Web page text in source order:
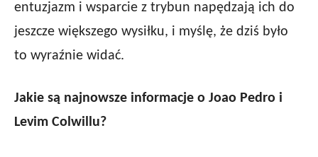
entuzjazm i wsparcie z trybun napędzają ich do
jeszcze większego wysiłku, i myślę, że dziś było
to wyraźnie widać.
Jakie są najnowsze informacje o Joao Pedro i
Levim Colwillu?